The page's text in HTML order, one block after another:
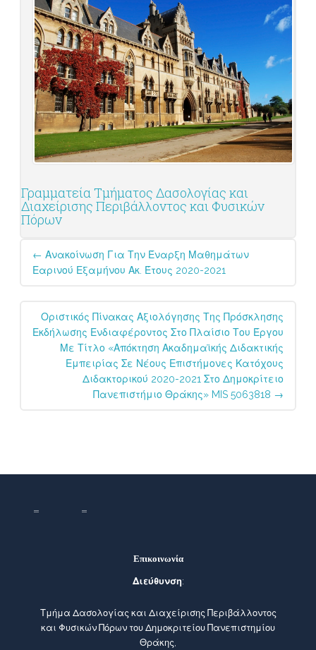
Γραμματεία Τμήματος Δασολογίας και
Διαχείρισης Περιβάλλοντος και Φυσικών
Πόρων
Post
navigation
← Ανακοίνωση Για Την Έναρξη Μαθημάτων
Εαρινού Εξαμήνου Ακ. Έτους 2020-2021
Οριστικός Πίνακας Αξιολόγησης Της Πρόσκλησης
Εκδήλωσης Ενδιαφέροντος Στο Πλαίσιο Του Έργου
Με Τίτλο «Απόκτηση Ακαδημαϊκής Διδακτικής
Εμπειρίας Σε Νέους Επιστήμονες Κατόχους
Διδακτορικού 2020-2021 Στο Δημοκρίτειο
Πανεπιστήμιο Θράκης» MIS 5063818 →
Επικοινωνία
Διεύθυνση:
Τμήμα Δασολογίας και Διαχείρισης Περιβάλλοντος
και Φυσικών Πόρων του Δημοκριτείου Πανεπιστημίου
Θράκης,